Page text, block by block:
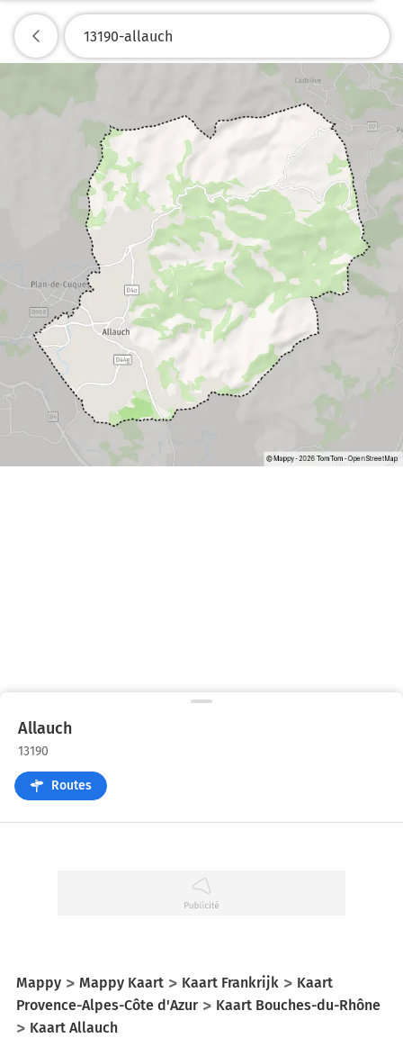
Allauch
13190
Routes
Mappy Mappy Kaart Kaart Frankrijk
Kaart
Provence-Alpes-Côte d'Azur
Kaart Bouches-du-Rhône
Kaart Allauch